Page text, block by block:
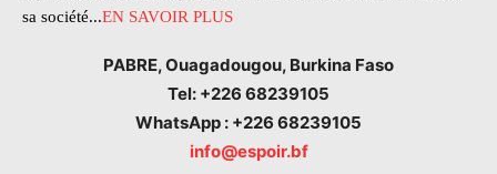
sa société...EN SAVOIR PLUS
PABRE, Ouagadougou, Burkina Faso
Tel: +226 68239105
WhatsApp : +226 68239105
info@espoir.bf